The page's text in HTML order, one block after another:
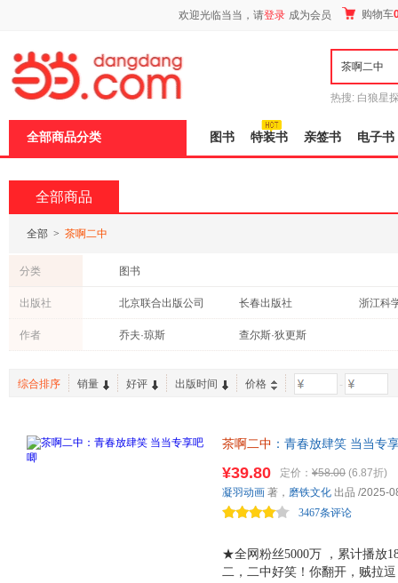
欢迎光临当当，请登录 成为会员 购物车
热搜: 白狼星
全部商品分类 图书 特装书 亲签书 电子书
全部商品
全部 > 茶啊二中
分类 图书
出版社 北京联合出版公司 长春出版社
作者 乔夫·琼斯 查尔斯·狄更斯
综合排序 销量 好评 出版时间 价格 -
茶啊二中 ：青春放肆笑 当当专
逗！笑zuai了 ！
★全网粉丝5000万 ，累计播放
二，二中好笑！你翻开，贼拉
¥39.80 定价： ¥58.00 (6.87折)
3467条评论
凝羽动画 著， 磨铁文化 出品 /2025-
页
加